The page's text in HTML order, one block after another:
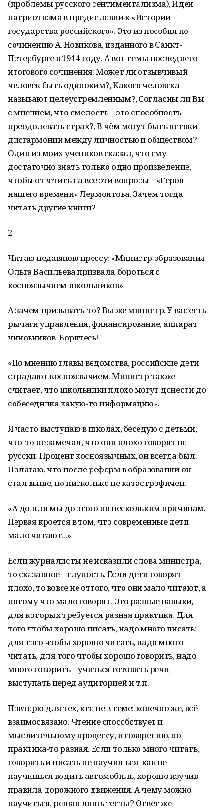
(проблемы русского сентиментализма), Идеи
патриотизма в предисловии к «Истории
государства российского». Это из пособия по
сочинению А. Новикова, изданного в Санкт-
Петербурге в 1914 году. А вот темы последнего
итогового сочинения: Может ли отзывчивый
человек быть одиноким?, Какого человека
называют целеустремленным?, Согласны ли Вы
с мнением, что смелость – это способность
преодолевать страх?, В чём могут быть истоки
дисгармонии между личностью и обществом?
Один из моих учеников сказал, что ему
достаточно знать только одно произведение,
чтобы ответить на все эти вопросы – «Героя
нашего времени» Лермонтова. Зачем тогда
читать другие книги?
2
Читаю недавнюю прессу: «Министр образования
Ольга Васильева призвала бороться с
косноязычием школьников».
А зачем призывать-то? Вы же министр. У вас есть
рычаги управления, финансирование, аппарат
чиновников. Боритесь!
«По мнению главы ведомства, российские дети
страдают косноязычием. Министр также
считает, что школьники плохо могут донести до
собеседника какую-то информацию».
Я часто выступаю в школах, беседую с детьми,
что-то не замечал, что они плохо говорят по-
русски. Процент косноязычных, он всегда был.
Полагаю, что после реформ в образовании он
стал выше, но нисколько не катастрофичен.
«А дошли мы до этого по нескольким причинам.
Первая кроется в том, что современные дети
мало читают...»
Если журналисты не исказили слова министра,
то сказанное – глупость. Если дети говорят
плохо, то вовсе не оттого, что они мало читают, а
потому что мало говорят. Это разные навыки,
для которых требуется разная практика. Для
того чтобы хорошо писать, надо много писать;
для того чтобы хорошо читать, надо много
читать, для того чтобы хорошо говорить, надо
много говорить – учиться готовить речи,
выступать перед аудиторией и т.п.
Повторю для тех, кто не в теме: конечно же, всё
взаимосвязано. Чтение способствует и
мыслительному процессу, и говорению, но
практика-то разная. Если только много читать,
говорить и писать не научишься, как не
научишься водить автомобиль, хорошо изучив
правила дорожного движения. А чему можно
научиться, решая лишь тесты? Ответ же